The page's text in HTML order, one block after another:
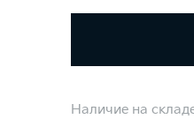
Наличие на